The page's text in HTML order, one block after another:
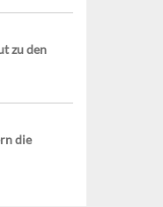
zu den
die